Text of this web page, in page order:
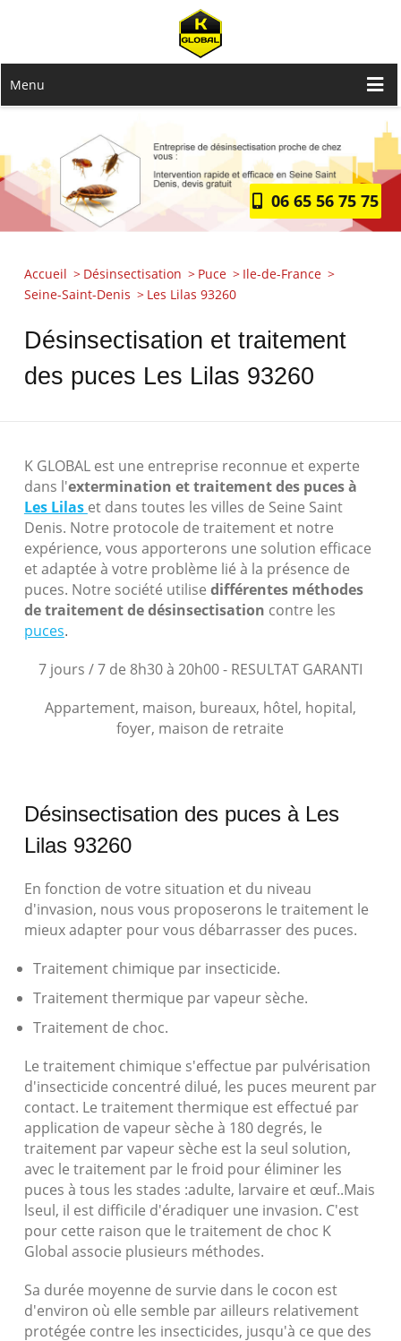
Menu
06 65 56 75 75
Accueil Désinsectisation Puce
Ile-de-France
Seine-Saint-Denis
Les Lilas 93260
Désinsectisation et traitement
des puces Les Lilas 93260
K GLOBAL est une entreprise reconnue et experte
dans l'extermination et traitement des puces à
Les Lilas et dans toutes les villes de Seine Saint
Denis. Notre protocole de traitement et notre
expérience, vous apporterons une solution efficace
et adaptée à votre problème lié à la présence de
puces. Notre société utilise différentes méthodes
de traitement de désinsectisation contre les
puces.
7 jours / 7 de 8h30 à 20h00 - RESULTAT GARANTI
Appartement, maison, bureaux, hôtel, hopital,
foyer, maison de retraite
Désinsectisation des puces à Les
Lilas 93260
En fonction de votre situation et du niveau
d'invasion, nous vous proposerons le traitement le
mieux adapter pour vous débarrasser des puces.
Traitement chimique par insecticide.
Traitement thermique par vapeur sèche.
Traitement de choc.
Le traitement chimique s'effectue par pulvérisation
d'insecticide concentré dilué, les puces meurent par
contact. Le traitement thermique est effectué par
application de vapeur sèche à 180 degrés, le
traitement par vapeur sèche est la seul solution,
avec le traitement par le froid pour éliminer les
puces à tous les stades :adulte, larvaire et œuf..Mais
lseul, il est difficile d'éradiquer une invasion. C'est
pour cette raison que le traitement de choc K
Global associe plusieurs méthodes.
Sa durée moyenne de survie dans le cocon est
d'environ où elle semble par ailleurs relativement
protégée contre les insecticides, jusqu'à ce que des